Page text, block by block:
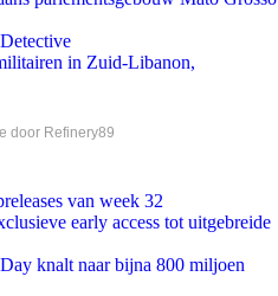
in Zuid-Libanon,
door Refinery89
van week 32
early access tot uitgebreide
knalt naar bijna 800 miljoen